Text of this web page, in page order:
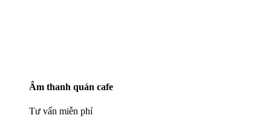
Âm thanh quán cafe
Tư vấn miễn phí